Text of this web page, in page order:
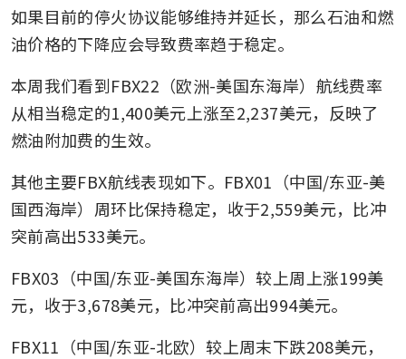
如果目前的停火协议能够维持并延长，那么石油和燃
油价格的下降应会导致费率趋于稳定。
本周我们看到FBX22（欧洲-美国东海岸）航线费率
从相当稳定的1,400美元上涨至2,237美元，反映了
燃油附加费的生效。
其他主要FBX航线表现如下。FBX01（中国/东亚-美
国西海岸）周环比保持稳定，收于2,559美元，比冲
突前高出533美元。
FBX03（中国/东亚-美国东海岸）较上周上涨199美
元，收于3,678美元，比冲突前高出994美元。
FBX11（中国/东亚-北欧）较上周末下跌208美元，